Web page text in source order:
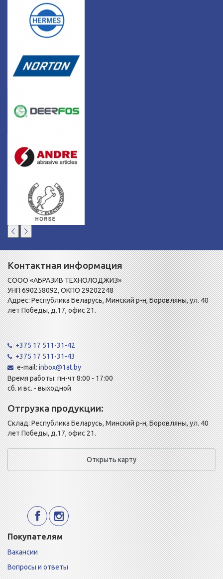
Контактная информация
СООО «АБРАЗИВ ТЕХНОЛОДЖИЗ»
УНП 690258092, ОКПО 29202248
Адрес: Республика Беларусь, Минский р-н, Боровляны, ул. 40
лет Победы, д.17, офис 21.
+375 17 511-31-42
+375 17 511-31-43
e-mail:inbox@1at.by
Время работы: пн-чт 8:00 - 17:00
сб. и вс. - выходной
Отгрузка продукции:
Склад: Республика Беларусь, Минский р-н, Боровляны, ул. 40
лет Победы, д.17, офис 21.
Открыть карту
Покупателям
Вакансии
Вопросы и ответы